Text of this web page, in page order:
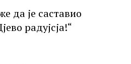
да је саставио
радујсја!“